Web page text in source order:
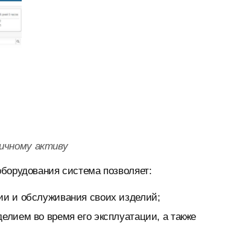
активу
система позволяет:
и обслуживания своих изделий;
во время его эксплуатации, а также